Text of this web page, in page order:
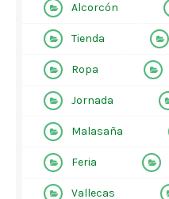
Alcorcón
Tienda
Ropa
Jornada
Malasaña
Feria
Vallecas